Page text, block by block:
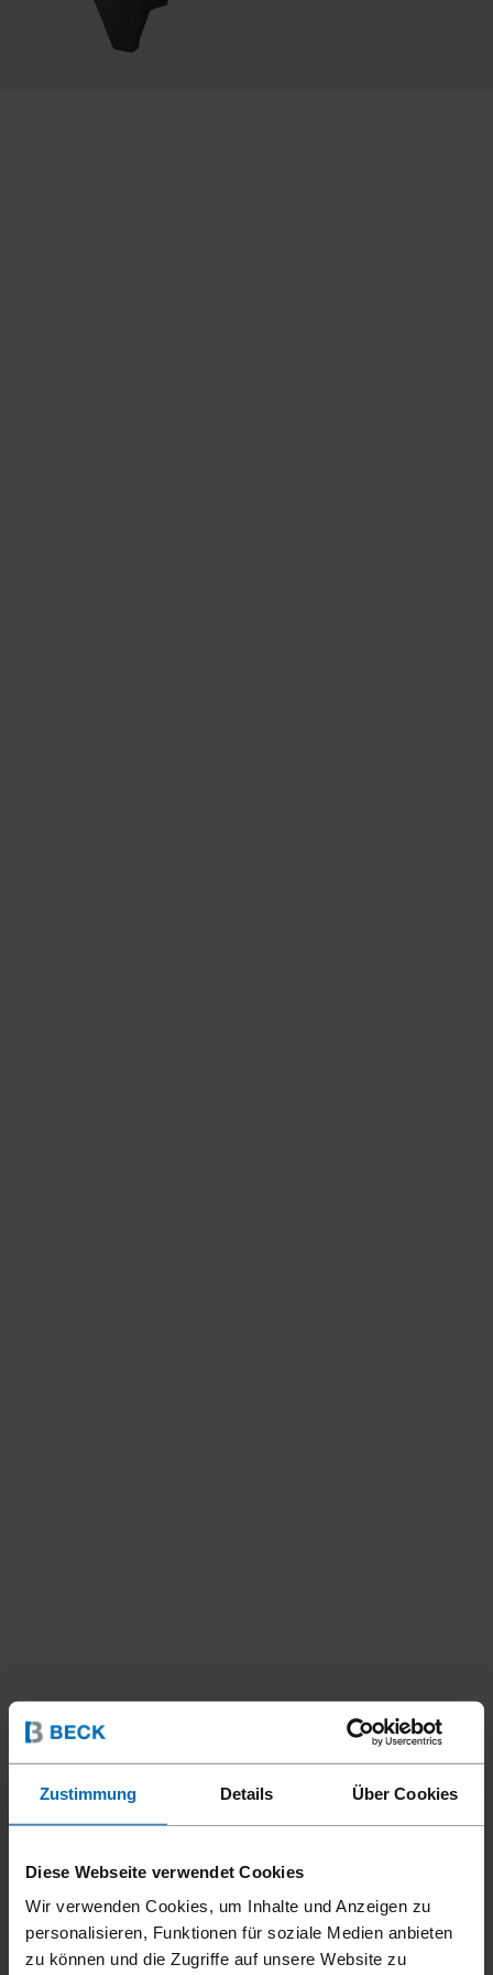
Zustimmung Details Über Cookies
Diese Webseite verwendet Cookies
Wir verwenden Cookies, um Inhalte und Anzeigen zu
personalisieren, Funktionen für soziale Medien anbieten
zu können und die Zugriffe auf unsere Website zu
Geräte///Klammer­geräte/// Standard­klammer­geräte